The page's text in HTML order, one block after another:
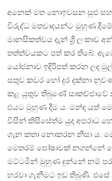
අනෙක් මත නොඉවසන සුළු සහ
විරුද්ධ මතවාදයන්ට මුහුණ දීමේ
මානසිකත්වය දැන් ශ්‍රී ලංකාව
තත්ත්වයකට පත් කර තිබේ.
යෝජනාව ඉදිරිපත් කරන ලද
සතුව කවර හෝ දුර දක්නා
කළ යුතුව තිබුණේ
එයට මුහුණ දීම ය. මන්ද යත්
විසින් කිසිසේත්ම යුද අපරාධ
ගැන කතා නොකරන නිසා ය.
මෙතරම් ඝෝෂාවක් නගන්නේ
මට්ටමින් මුහුණ දුන්නේ නම්
හරවා ගැනීමට ඉඩ තිබුණි.